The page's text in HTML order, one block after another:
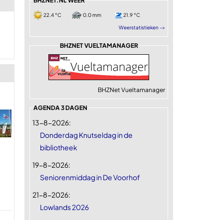
22.4 °C 0.0 mm 21.9 °C
Weerstatistieken ->
BHZNET VUELTAMANAGER
BHZNet Vueltamanager
AGENDA 3 DAGEN
13-8-2026:
Donderdag Knutseldag in de
bibliotheek
19-8-2026:
Seniorenmiddag in De Voorhof
21-8-2026:
Lowlands 2026